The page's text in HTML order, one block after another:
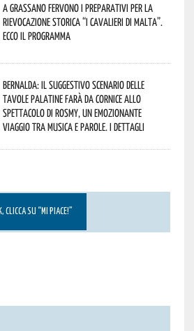
A Grassano fervono i preparativi per la
Rievocazione Storica “I CAVALIERI DI MALTA”.
Ecco il programma
Bernalda: il suggestivo scenario delle
Tavole Palatine farà da cornice allo
spettacolo di Rosmy, un emozionante
viaggio tra musica e parole. I dettagli
CLICCA SU “MI PIACE!”